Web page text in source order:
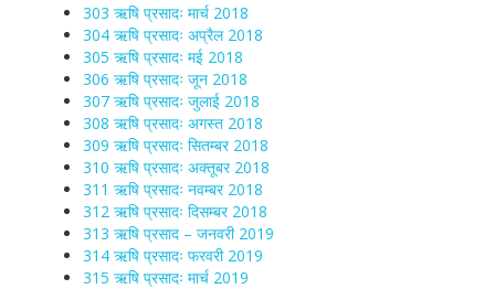
303 ऋषि प्रसादः मार्च 2018
304 ऋषि प्रसादः अप्रैल 2018
305 ऋषि प्रसादः मई 2018
306 ऋषि प्रसादः जून 2018
307 ऋषि प्रसादः जुलाई 2018
308 ऋषि प्रसादः अगस्त 2018
309 ऋषि प्रसादः सितम्बर 2018
310 ऋषि प्रसादः अक्तूबर 2018
311 ऋषि प्रसादः नवम्बर 2018
312 ऋषि प्रसादः दिसम्बर 2018
313 ऋषि प्रसाद – जनवरी 2019
314 ऋषि प्रसादः फरवरी 2019
315 ऋषि प्रसादः मार्च 2019